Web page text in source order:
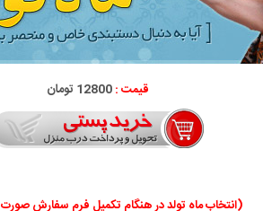
قیمت :12800 تومان
(انتخاب ماه تولد در هنگام تکمیل فرم سفارش